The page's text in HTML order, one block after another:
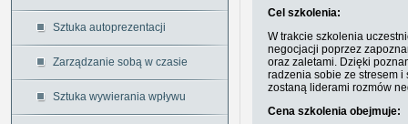
Sztuka autoprezentacji
Zarządzanie sobą w czasie
Sztuka wywierania wpływu
Cel szkolenia:
W trakcie szkolenia
negocjacji poprzez
oraz zaletami. Dzięki
radzenia sobie ze stresem
zostaną liderami rozmów
Cena szkolenia obejmuje: